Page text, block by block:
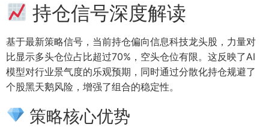
持仓信号深度解读
基于最新策略信号，当前持仓偏向信息科技龙头股，力量对
比显示多头仓位占比超过70%，空头仓位有限。这反映了AI
模型对行业景气度的乐观预期，同时通过分散化持仓规避了
个股黑天鹅风险，增强了组合的稳定性。
策略核心优势